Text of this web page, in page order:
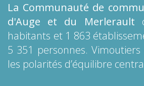
La Communauté de
d'Auge et du Merlerault
habitants et 1 863
5 351 personnes.
les polarités d’équilibre